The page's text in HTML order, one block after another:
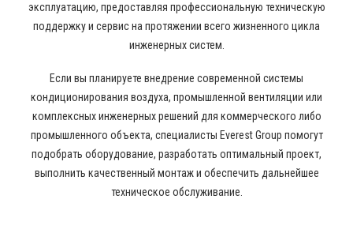
эксплуатацию, предоставляя профессиональную техническую
поддержку и сервис на протяжении всего жизненного цикла
инженерных систем.
Если вы планируете внедрение современной системы
кондиционирования воздуха, промышленной вентиляции или
комплексных инженерных решений для коммерческого либо
промышленного объекта, специалисты Everest Group помогут
подобрать оборудование, разработать оптимальный проект,
выполнить качественный монтаж и обеспечить дальнейшее
техническое обслуживание.